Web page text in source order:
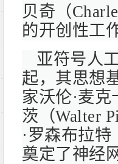
贝奇（
的开创性工
亚符号人
起，其思想
家沃伦·麦
茨（Walter
·罗森布拉
奠定了神经